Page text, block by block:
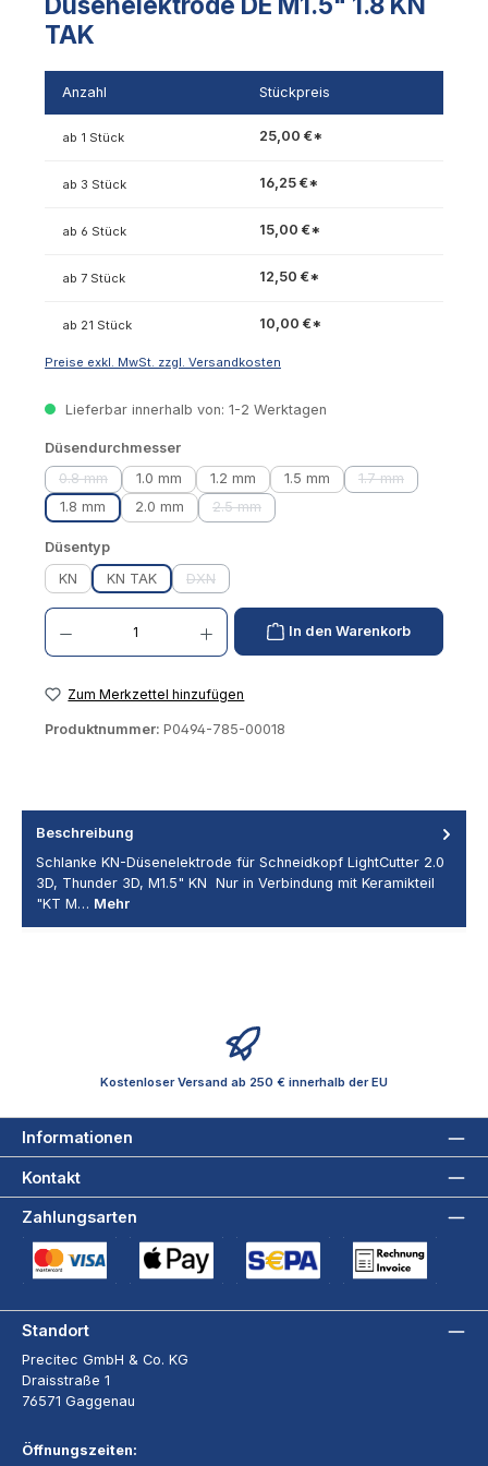
TAK
Anzahl Stückpreis
ab 1 Stück 25,00 €*
ab 3 Stück 16,25 €*
ab 6 Stück 15,00 €*
ab 7 Stück 12,50 €*
ab 21 Stück 10,00 €*
Preise exkl. MwSt. zzgl. Versandkosten
Lieferbar innerhalb von: 1-2 Werktagen
Düsendurchmesserauswählen
0.8 mm
(Diese Option ist zurzeit nicht verfügbar.)
1.0 mm 1.2 mm 1.5 mm 1.7 mm
(Diese Option ist
1.8 mm 2.0 mm 2.5 mm
(Diese Option ist zurzeit nicht verfügbar.)
Düsentypauswählen
KN
KN TAK DXN
(Diese Option ist zurzeit nicht verfügbar.)
Produkt Anzahl: Gib den gewünschten Wert ein oder benutze die Schaltflächen um
In den Warenkorb
Zum Merkzettel hinzufügen
Produktnummer: P0494-785-00018
Beschreibung
Schlanke KN-Düsenelektrode für Schneidkopf LightCutter 2.0
3D, Thunder 3D, M1.5" KN Nur in Verbindung mit Keramikteil
"KT M… Mehr
Kostenloser Versand ab 250 € innerhalb der EU
Informationen
Kontakt
Zahlungsarten
Standort
Precitec GmbH & Co. KG
Draisstraße 1
76571 Gaggenau
Öffnungszeiten: